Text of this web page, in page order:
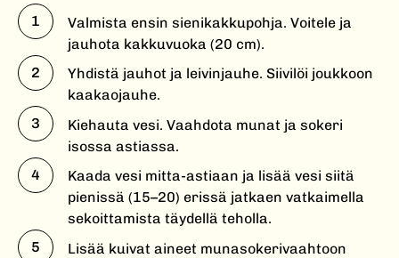
Valmista ensin sienikakkupohja. Voitele ja
jauhota kakkuvuoka (20 cm).
Yhdistä jauhot ja leivinjauhe. Siivilöi joukkoon
kaakaojauhe.
Kiehauta vesi. Vaahdota munat ja sokeri
isossa astiassa.
Kaada vesi mitta-astiaan ja lisää vesi siitä
pienissä (15–20) erissä jatkaen vatkaimella
sekoittamista täydellä teholla.
Lisää kuivat aineet munasokerivaahtoon